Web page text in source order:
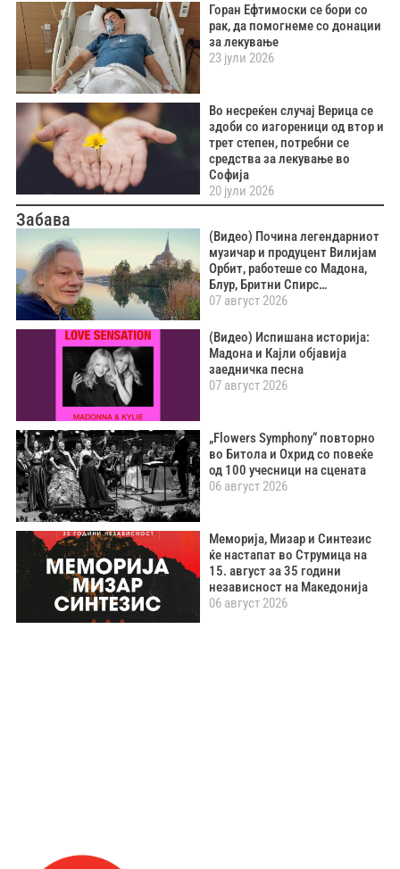
Горан Ефтимоски се бори со
рак, да помогнеме со донации
за лекување
23 јули 2026
Во несреќен случај Верица се
здоби со изгореници од втор и
трет степен, потребни се
средства за лекување во
Софија
20 јули 2026
Забава
(Видео) Почина легендарниот
музичар и продуцент Вилијам
Орбит, работеше со Мадона,
Блур, Бритни Спирс…
07 август 2026
(Видео) Испишана историја:
Мадона и Кајли објавија
заедничка песна
07 август 2026
„Flowers Symphony“ повторно
во Битола и Охрид со повеќе
од 100 учесници на сцената
06 август 2026
Меморија, Мизар и Синтезис
ќе настапат во Струмица на
15. август за 35 години
независност на Македонија
06 август 2026